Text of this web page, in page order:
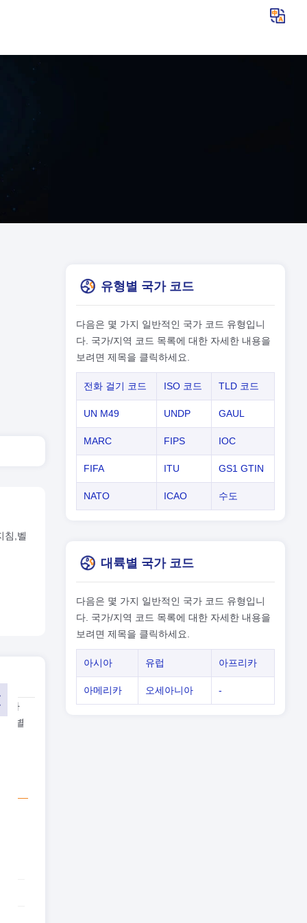
침,벨
다
가별
유형별 국가 코드
다음은 몇 가지 일반적인 국가 코드 유형입니
다. 국가/지역 코드 목록에 대한 자세한 내용을
보려면 제목을 클릭하세요.
전화 걸기 코드 ISO 코드 TLD 코드
UN M49 UNDP GAUL
MARC FIPS IOC
FIFA ITU GS1 GTIN
NATO ICAO 수도
대륙별 국가 코드
다음은 몇 가지 일반적인 국가 코드 유형입니
다. 국가/지역 코드 목록에 대한 자세한 내용을
보려면 제목을 클릭하세요.
아시아 유럽 아프리카
아메리카 오세아니아 -